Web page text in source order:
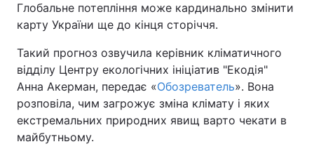
Глобальне потепління може кардинально змінити
карту України ще до кінця сторіччя.
Такий прогноз озвучила керівник кліматичного
відділу Центру екологічних ініціатив "Екодія"
Анна Акерман, передає «Обозреватель». Вона
розповіла, чим загрожує зміна клімату і яких
екстремальних природних явищ варто чекати в
майбутньому.